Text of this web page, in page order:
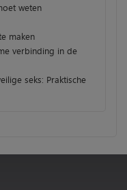
weten
maken
verbinding in de
seks: Praktische